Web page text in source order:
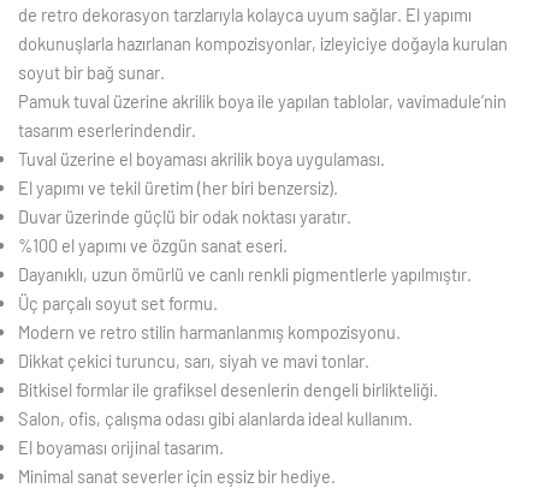
de retro dekorasyon tarzlarıyla kolayca uyum sağlar. El yapımı
dokunuşlarla hazırlanan kompozisyonlar, izleyiciye doğayla kurulan
soyut bir bağ sunar.
Pamuk tuval üzerine akrilik boya ile yapılan tablolar, vavimadule’nin
tasarım eserlerindendir.
Tuval üzerine el boyaması akrilik boya uygulaması.
El yapımı ve tekil üretim (her biri benzersiz).
Duvar üzerinde güçlü bir odak noktası yaratır.
%100 el yapımı ve özgün sanat eseri.
Dayanıklı, uzun ömürlü ve canlı renkli pigmentlerle yapılmıştır.
Üç parçalı soyut set formu.
Modern ve retro stilin harmanlanmış kompozisyonu.
Dikkat çekici turuncu, sarı, siyah ve mavi tonlar.
Bitkisel formlar ile grafiksel desenlerin dengeli birlikteliği.
Salon, ofis, çalışma odası gibi alanlarda ideal kullanım.
El boyaması orijinal tasarım.
Minimal sanat severler için eşsiz bir hediye.